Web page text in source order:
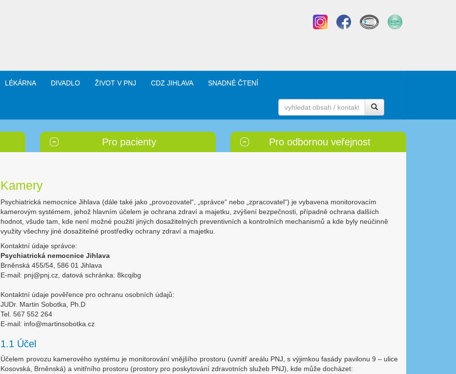
LÉKÁRNA DIVADLO ŽIVOT V PNJ CDZ JIHLAVA SNADNÉ ČTENÍ
Pro pacienty Pro odbornou veřejnost
Kamery
Psychiatrická nemocnice Jihlava (dále také jako „provozovatel“, „správce“ nebo „zpracovatel“) je vybavena monitorovacím
kamerovým systémem, jehož hlavním účelem je ochrana zdraví a majetku, zvýšení bezpečnosti, případně ochrana dalších
hodnot, všude tam, kde není možné použití jiných dosažitelných preventivních a kontrolních mechanismů a kde byly neúčinně
využity všechny jiné dosažitelné prostředky ochrany zdraví a majetku.
Kontaktní údaje správce:
Psychiatrická nemocnice Jihlava
Brněnská 455/54, 586 01 Jihlava
E-mail: pnj@pnj.cz, datová schránka: 8kcqibg
Kontaktní údaje pověřence pro ochranu osobních údajů:
JUDr. Martin Sobotka, Ph.D
Tel. 567 552 264
E-mail: info@martinsobotka.cz
1.1 Účel
Účelem provozu kamerového systému je monitorování vnějšího prostoru (uvnitř areálu PNJ, s výjimkou fasády pavilonu 9 – ulice
Kosovská, Brněnská) a vnitřního prostoru (prostory pro poskytování zdravotních služeb PNJ), kde může docházet: